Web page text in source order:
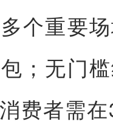
个重要
；无门
费者需